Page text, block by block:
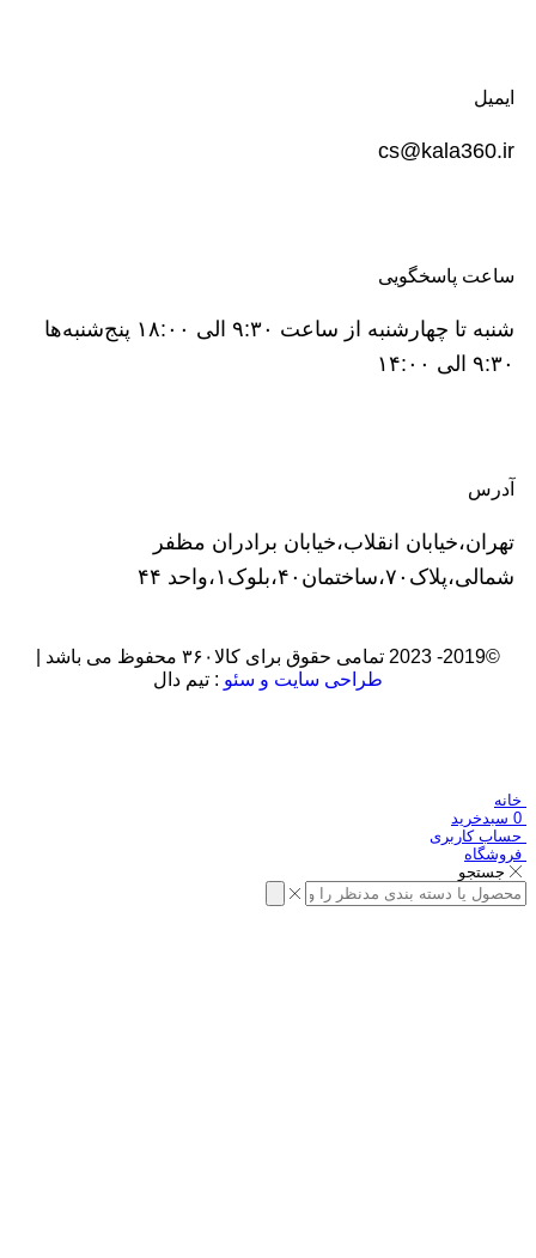
ایمیل
cs@kala360.ir
ساعت پاسخگویی
شنبه تا چهارشنبه از ساعت ۹:۳۰ الی ۱۸:۰۰ پنج‌شنبه‌ها
۹:۳۰ الی ۱۴:۰۰
آدرس
تهران،خیابان انقلاب،خیابان برادران مظفر
شمالی،پلاک۷۰،ساختمان۴۰،بلوک۱،واحد ۴۴
©2019- 2023 تمامی حقوق برای کالا۳۶۰ محفوظ می باشد |
طراحی سایت و سئو : تیم دال
خانه
0 سبدخرید
حساب کاربری
فروشگاه
جستجو